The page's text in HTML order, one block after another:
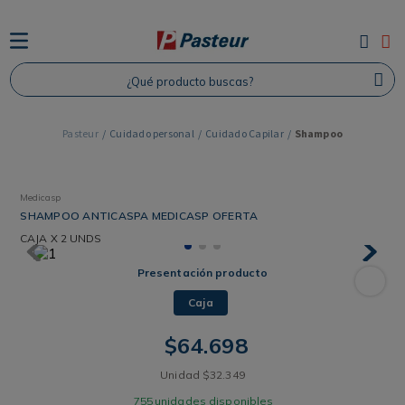
¿Qué producto buscas?
Cuidado personal Cuidado Capilar Shampoo
Medicasp
SHAMPOO ANTICASPA MEDICASP OFERTA
CAJA X 2 UNDS
Presentación producto
Caja
$64.698
Unidad $32.349
755 unidades disponibles
TÉRMINOS MÁS BUSCADOS
1
2. Proteina
Shampoo